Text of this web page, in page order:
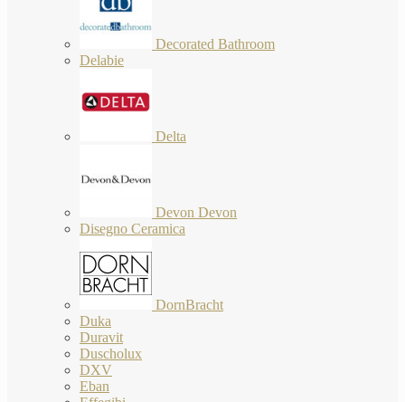
Decorated Bathroom
Delabie
Delta
Devon Devon
Disegno Ceramica
DornBracht
Duka
Duravit
Duscholux
DXV
Eban